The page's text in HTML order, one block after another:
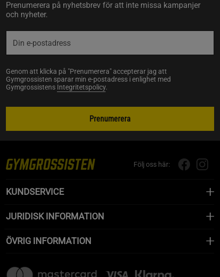
Prenumerera på nyhetsbrev för att inte missa kampanjer
och nyheter.
Genom att klicka på "Prenumerera" accepterar jag att
Gymgrossisten sparar min e-postadress i enlighet med
Gymgrossistens Integritetspolicy.
Prenumerera
Följ oss här:
KUNDSERVICE
JURIDISK INFORMATION
ÖVRIG INFORMATION